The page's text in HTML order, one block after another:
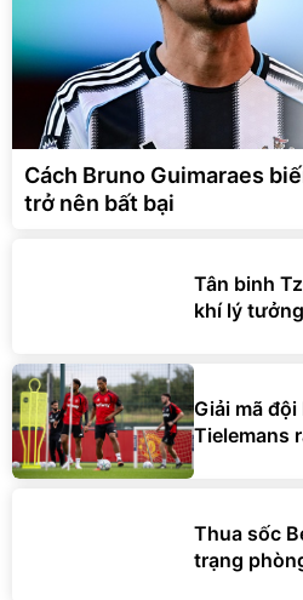
Cách Bruno Guimaraes
trở nên bất bại
Tân binh
khí lý
Giải mã đội
Tielemans
Thua sốc
trạng